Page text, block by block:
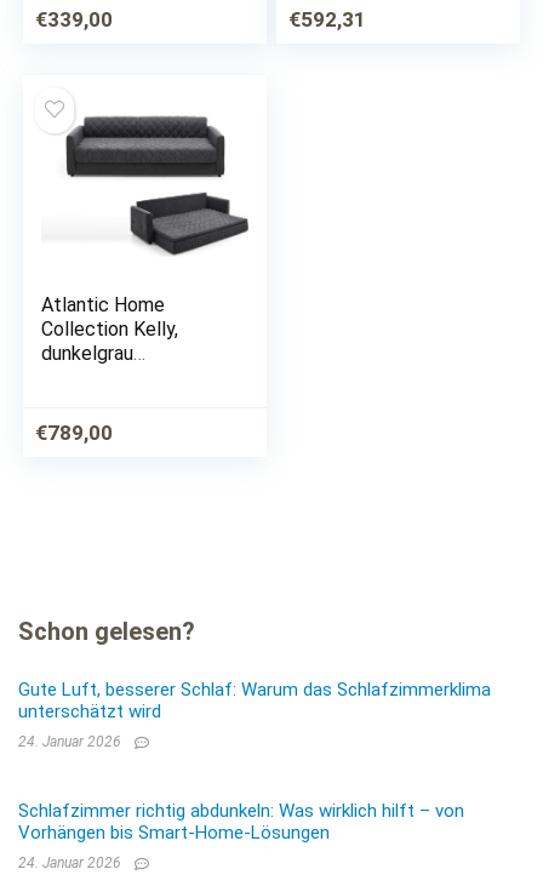
Farbauswahl,
Polstersofa,
€339,00
L-Form Sofa
€592,31
Atlantic Home
Collection Kelly,
dunkelgrau
und praktischem
Topper, 226x86x78
€789,00
Schon gelesen?
Gute Luft, besserer Schlaf: Warum das Schlafzimmerklima
unterschätzt wird
24. Januar 2026
Schlafzimmer richtig abdunkeln: Was wirklich hilft – von
Vorhängen bis Smart-Home-Lösungen
24. Januar 2026